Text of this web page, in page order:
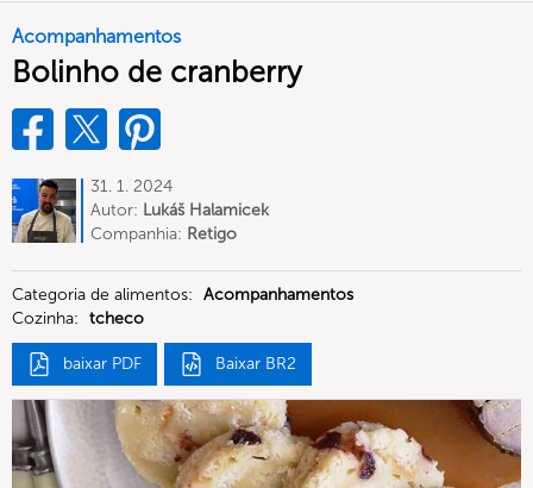
Acompanhamentos
Bolinho de cranberry
31. 1. 2024
Autor: Lukáš Halamicek
Companhia: Retigo
Categoria de alimentos: Acompanhamentos
Cozinha: tcheco
baixar PDF Baixar BR2